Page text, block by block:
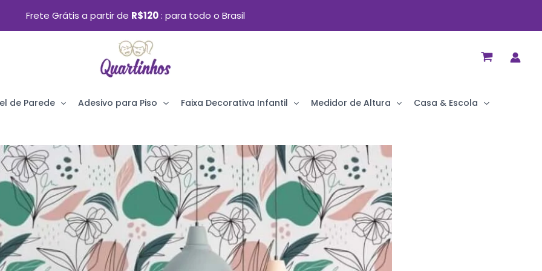
Frete Grátis a partir de R$120 para todo o Brasil
de Parede Adesivo para Piso Faixa Decorativa Infantil Medidor de Altura Casa & Escola